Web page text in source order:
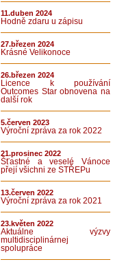
11.duben 2024
Hodně zdaru u zápisu
27.březen 2024
Krásné Velikonoce
26.březen 2024
Licence k používání
Outcomes Star obnovena na
další rok
5.červen 2023
Výroční zpráva za rok 2022
21.prosinec 2022
Šťastné a veselé Vánoce
přejí všichni ze STŘEPu
13.červen 2022
Výroční zpráva za rok 2021
23.květen 2022
Aktuálne výzvy
multidisciplinárnej
spolupráce